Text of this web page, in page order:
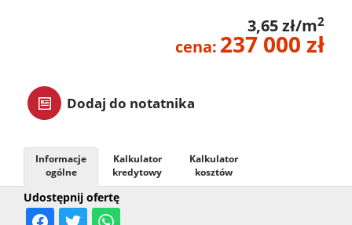
Praca
3,65 zł/m2
cena: 237 000 zł
Dodaj do notatnika
Udostępnij ofertę
Informacje
ogólne
Kalkulator
kredytowy
Kalkulator
kosztów